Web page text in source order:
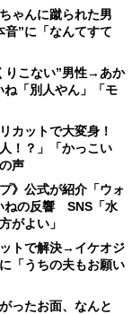
ゃんに蹴られた男
”に「なんてすて
りこない”男性→あか
「別人やん」「モ
カットで大変身！
！？」「かっこい
声
》公式が紹介「ウォ
ねの反響 SNS「水
がよい」
トで解決→イケオジ
「うちの夫もお願い
ったお面、なんと